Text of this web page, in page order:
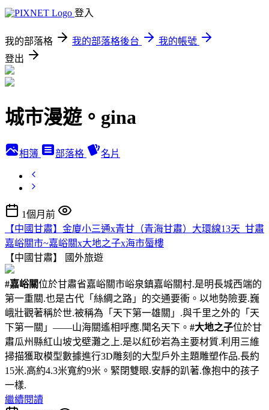
登入
我的部落格 我的部落格後台
我的帳號
登出
城市漫遊。gina
相簿 部落格 名片
1個月前
【中國甘肅】金廈小三通x青甘（青海甘肅）大環線13天_甘肅
嘉峪關市~嘉峪關x大地之子x海市蜃樓
【中國甘肅】
國外旅遊
#嘉峪關位於甘肅省嘉峪關市峪泉鎮嘉峪關村.是明長城西端的
第一重關.也是古代「絲綢之路」的交通要衝。以地勢險要.巍
峨壯觀著稱於世.被稱為「天下第一雄關」.與千里之外的「天
下第一關」——山海關遙相呼應.聞名天下。 #大地之子位於甘
肅瓜州縣紅山坡戈壁灘之上.是以紅砂岩為主要材質.利用三維
掃描獲取模型數據進行3D雕刻的大型戶外主題雕塑作品.長約
15米.高約4.3米寬約9米。緊閉雙眼.安靜的趴著.像抱中的孩子
一樣.
繼續閱讀